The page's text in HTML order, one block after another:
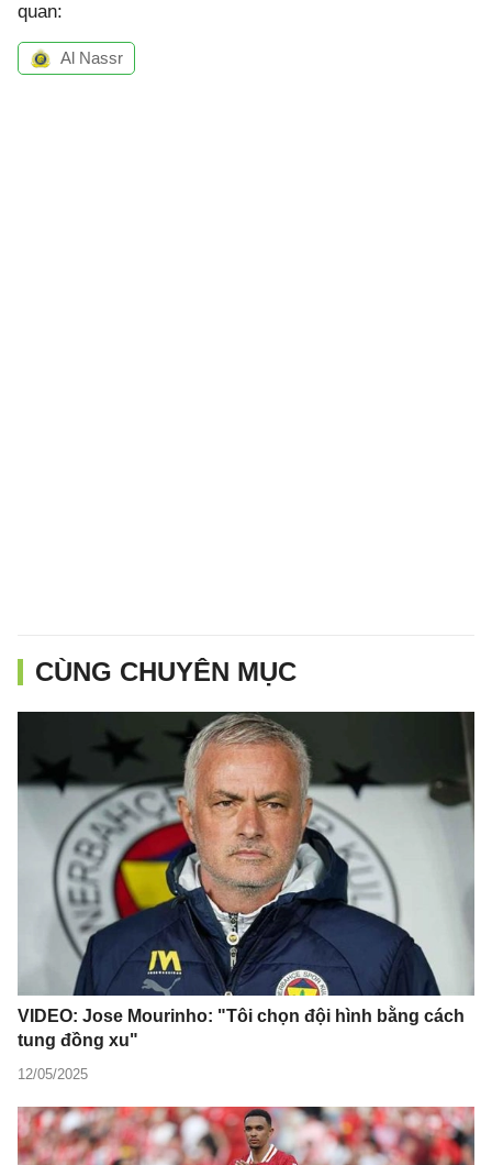
quan:
Al Nassr
CÙNG CHUYÊN MỤC
VIDEO: Jose Mourinho: "Tôi chọn đội hình bằng cách
tung đồng xu"
12/05/2025